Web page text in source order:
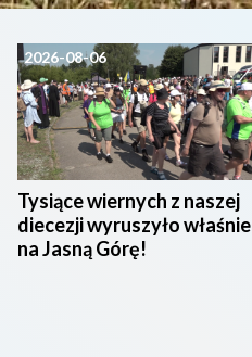
2026-08-06
Tysiące wiernych z naszej
diecezji wyruszyło właśnie
na Jasną Górę!